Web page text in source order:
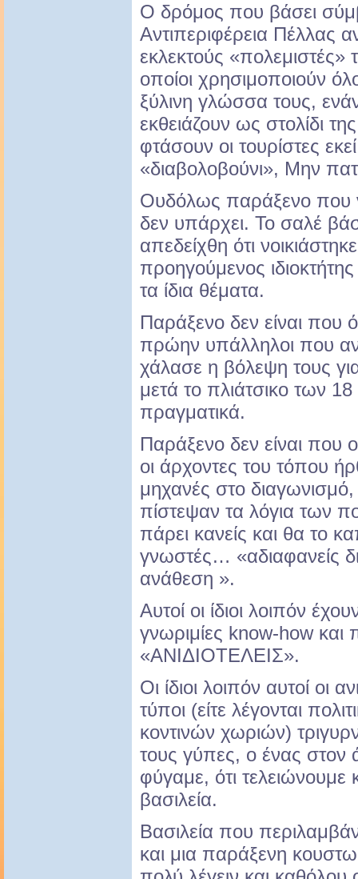
Ο δρόμος που βάσει
Αντιπεριφέρεια Πέλλας
εκλεκτούς «πολεμιστές»
οποίοι χρησιμοποιούν
ξύλινη γλώσσα τους,
εκθειάζουν ως στολίδι
φτάσουν οι τουρίστες
«διαβολοβούνι», Μην
Ουδόλως παράξενο που
δεν υπάρχει. Το σαλέ
απεδείχθη ότι
προηγούμενος ιδιοκτήτης
τα ίδια θέματα.
Παράξενο δεν είναι που
πρώην υπάλληλοι που
χάλασε η βόλεψη τους
μετά το πλιάτσικο των
πραγματικά.
Παράξενο δεν είναι που
οι άρχοντες του τόπου
μηχανές στο διαγωνισμό,
πίστεψαν τα λόγια των
πάρει κανείς και θα το
γνωστές… «αδιαφανείς
ανάθεση ».
Αυτοί οι ίδιοι λοιπόν
γνωριμίες know-how και
«ΑΝΙΔΙΟΤΕΛΕΙΣ».
Οι ίδιοι λοιπόν αυτοί οι
τύποι (είτε λέγονται
κοντινών χωριών)
τους γύπες, ο ένας στον
φύγαμε, ότι τελειώνουμε
βασιλεία.
Βασιλεία που
και μια παράξενη